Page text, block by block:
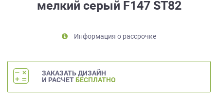
мелкий серый F147 ST82
Информация о рассрочке
ЗАКАЗАТЬ ДИЗАЙН
И РАСЧЕТ БЕСПЛАТНО
Согласие